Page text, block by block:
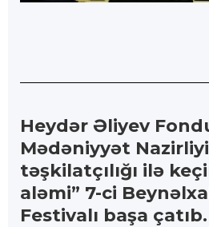
Heydər Əliyev
Mədəniyyət
təşkilatçılığı ilə
aləmi” 7-ci
Festivalı başa çatıb.